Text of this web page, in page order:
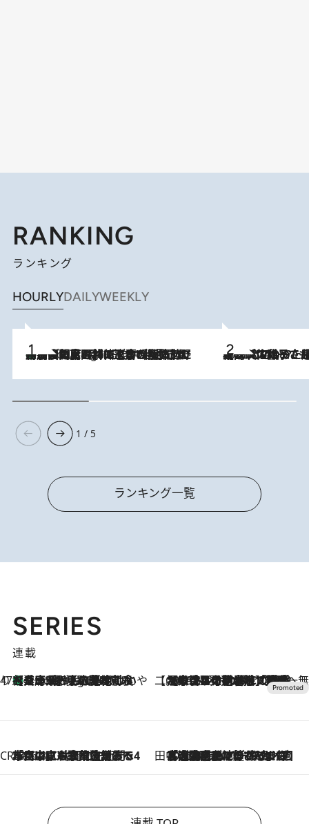
RANKING
ランキング
HOURLYDAILYWEEKLY
9 Hours Ago
「最後に見られてよかった」上野動物園の東園パンダ舎が解体前に特別公開。8月16日まで延長されたパネル展と共に辿る“半世紀”のパンダ飼育《解体工事の図面あり》 2026.8.5
【阿川佐和子さんの年とる力】なぜ70代で始めた趣味は“こんなに楽しい”のか？ ピアノ、俳句…スランプに陥っても続けられる“ある秘訣”とは
1 / 5
ランキング一覧
SERIES
連載
47都道府県の手みやげ ひんやりスイーツで夏を満喫
9 Hours Ago
【兵庫県】この夏絶対食べたい 冷やしておいしいおやつ3選 淡路島の恵みをジェラートに集約 【CREA×星野リゾート】唯一無二。癒しと発見が待つ場所へ
2026.8.7
【トンボの足水浴】ヒノキの香りに包まれて涼感マックス！約13℃の湧水かけ流しを避暑地「星野温泉 トンボの湯」で体験
CREA'S CHOICE
2026.8.7
「立川にも歌舞伎があるんだよ」 片岡仁左衛門・市川中車ら豪華座組みで4年目の立川立飛歌舞伎へ 田中稲の勝手に再ブーム
2026.8.7
「湘南乃風に憧れて」観客大盛上がりの“タオル回し”に、ラッパー顔負けの高速歌唱まで…さだまさし（74）のアグレッシブすぎる現在地